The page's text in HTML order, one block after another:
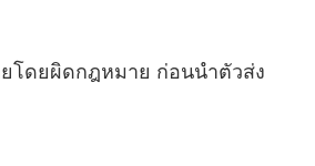
โดยผิดกฎหมาย ก่อนนำตัวส่ง